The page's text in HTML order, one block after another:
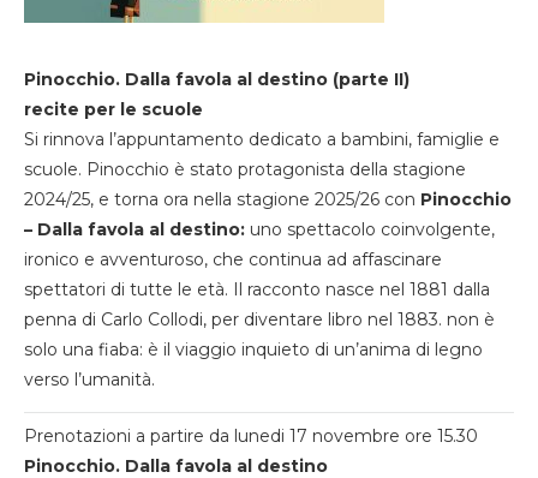
Pinocchio. Dalla favola al destino (parte II)
recite per le scuole
Si rinnova l’appuntamento dedicato a bambini, famiglie e
scuole. Pinocchio è stato protagonista della stagione
2024/25, e torna ora nella stagione 2025/26 con Pinocchio
– Dalla favola al destino: uno spettacolo coinvolgente,
ironico e avventuroso, che continua ad affascinare
spettatori di tutte le età. Il racconto nasce nel 1881 dalla
penna di Carlo Collodi, per diventare libro nel 1883. non è
solo una fiaba: è il viaggio inquieto di un’anima di legno
verso l’umanità.
Prenotazioni a partire da lunedi 17 novembre ore 15.30
Pinocchio. Dalla favola al destino